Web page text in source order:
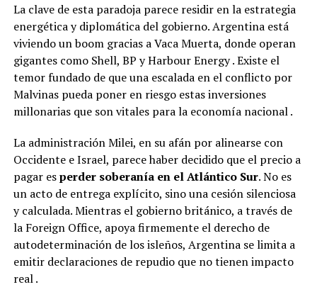
La clave de esta paradoja parece residir en la estrategia
energética y diplomática del gobierno. Argentina está
viviendo un boom gracias a Vaca Muerta, donde operan
gigantes como Shell, BP y Harbour Energy. Existe el
temor fundado de que una escalada en el conflicto por
Malvinas pueda poner en riesgo estas inversiones
millonarias que son vitales para la economía nacional.
La administración Milei, en su afán por alinearse con
Occidente e Israel, parece haber decidido que el precio a
pagar esperder soberanía en el Atlántico Sur. No es
un acto de entrega explícito, sino una cesión silenciosa
y calculada. Mientras el gobierno británico, a través de
la Foreign Office, apoya firmemente el derecho de
autodeterminación de los isleños, Argentina se limita a
emitir declaraciones de repudio que no tienen impacto
real.